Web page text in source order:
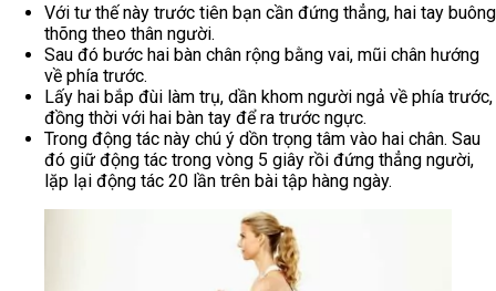
Với tư thế này trước tiên bạn cần đứng thẳng, hai tay buông
thõng theo thân người.
Sau đó bước hai bàn chân rộng bằng vai, mũi chân hướng
về phía trước.
Lấy hai bắp đùi làm trụ, dần khom người ngả về phía trước,
đồng thời với hai bàn tay để ra trước ngực.
Trong động tác này chú ý dồn trọng tâm vào hai chân. Sau
đó giữ động tác trong vòng 5 giây rồi đứng thẳng người,
lặp lại động tác 20 lần trên bài tập hàng ngày.